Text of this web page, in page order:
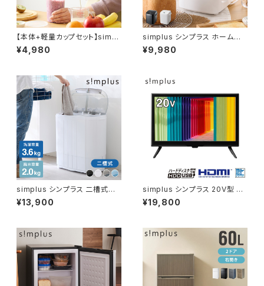
【本体+軽量カップセット】simpl
us ハンドブレンダー フードプロ
セッサー ブレンダー ミキサー チ
も砕ける シンプラス SP-BD03
¥4,980
simplus シンプラス ホームベ
ーカリー SP-HBD01
¥9,980
simplus シンプラス 二槽式洗
濯機 脱水付き 小型洗濯機 SP-
NWM01
¥13,900
simplus シンプラス 20V型 液
晶テレビ 1波 SP-20TVD-01
¥19,800